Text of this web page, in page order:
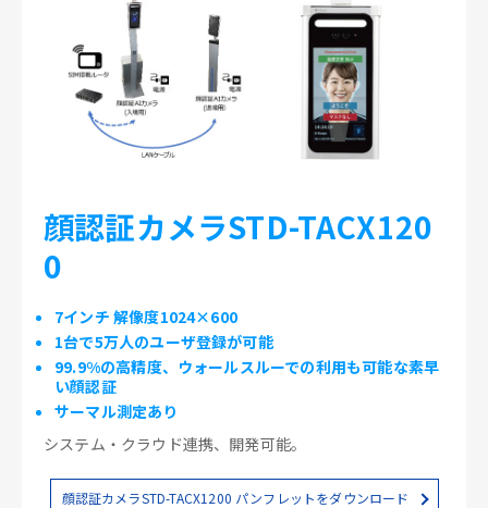
顔認証カメラSTD-TACX120
0
7インチ 解像度1024×600
1台で5万人のユーザ登録が可能
99.9%の高精度、ウォールスルーでの利用も可能な素早
い顔認証
サーマル測定あり
システム・クラウド連携、開発可能。
顔認証カメラSTD-TACX1200 パンフレットをダウンロード